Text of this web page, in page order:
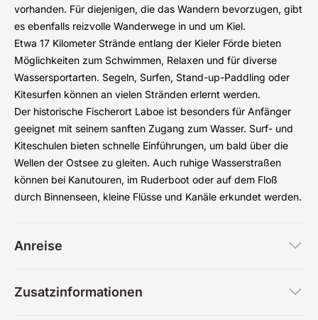
vorhanden. Für diejenigen, die das Wandern bevorzugen, gibt
es ebenfalls reizvolle Wanderwege in und um Kiel.
Etwa 17 Kilometer Strände entlang der Kieler Förde bieten
Möglichkeiten zum Schwimmen, Relaxen und für diverse
Wassersportarten. Segeln, Surfen, Stand-up-Paddling oder
Kitesurfen können an vielen Stränden erlernt werden.
Der historische Fischerort Laboe ist besonders für Anfänger
geeignet mit seinem sanften Zugang zum Wasser. Surf- und
Kiteschulen bieten schnelle Einführungen, um bald über die
Wellen der Ostsee zu gleiten. Auch ruhige Wasserstraßen
können bei Kanutouren, im Ruderboot oder auf dem Floß
durch Binnenseen, kleine Flüsse und Kanäle erkundet werden.
Anreise
Zusatzinformationen